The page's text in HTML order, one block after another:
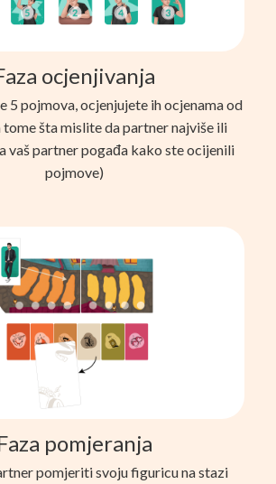
ocjenjivanja
5 pojmova, ocjenjujete ih ocjenama od
tome šta mislite da partner najviše ili
vaš partner pogađa kako ste ocijenili
pojmove)
pomjeranja
pomjeriti svoju figuricu na stazi